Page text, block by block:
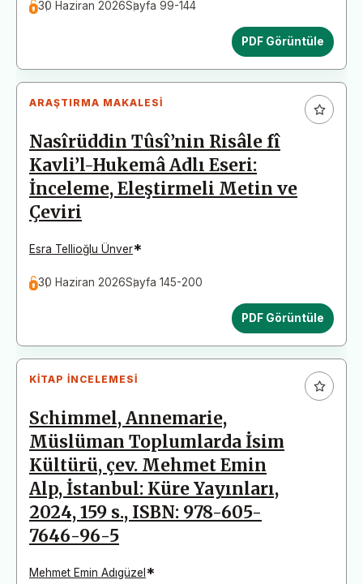
30 Haziran 2026Sayfa 99-144
PDF Görüntüle
ARAŞTIRMA MAKALESI
Nasîrüddin Tûsî’nin Risâle fî
Kavli’l-Hukemâ Adlı Eseri:
İnceleme, Eleştirmeli Metin ve
Çeviri
Esra Tellioğlu Ünver*
30 Haziran 2026Sayfa 145-200
PDF Görüntüle
KITAP İNCELEMESI
Schimmel, Annemarie,
Müslüman Toplumlarda İsim
Kültürü, çev. Mehmet Emin
Alp, İstanbul: Küre Yayınları,
2024, 159 s., ISBN: 978-605-
7646-96-5
Mehmet Emin Adıgüzel *